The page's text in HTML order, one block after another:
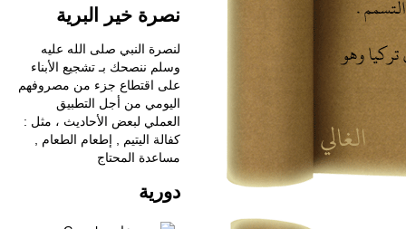
نصرة خير البرية
لنصرة النبي صلى الله عليه
وسلم ننصحك بـ‌تشجيع الأبناء
على اقتطاع جزء من مصروفهم
اليومي من أجل التطبيق
العملي لبعض الأحاديث ، مثل :
كفالة اليتيم , إطعام الطعام ,
مساعدة المحتاج
دورية